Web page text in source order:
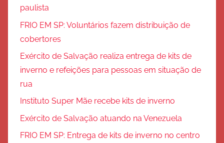
paulista
FRIO EM SP: Voluntários fazem distribuição de
cobertores
Exército de Salvação realiza entrega de kits de
inverno e refeições para pessoas em situação de
rua
Instituto Super Mãe recebe kits de inverno
Exército de Salvação atuando na Venezuela
FRIO EM SP: Entrega de kits de inverno no centro